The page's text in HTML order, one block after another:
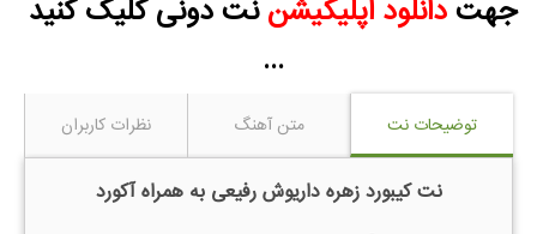
جهتدانلود اپلیکیشن نت دونی کلیک کنید
...
توضیحات نت متن آهنگ نظرات کاربران
نت کیبورد زهره داریوش رفیعی به همراه آکورد